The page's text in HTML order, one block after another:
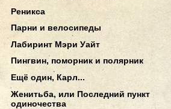
Реникса
Парни и велосипеды
Лабиринт Мэри Уайт
Пингвин, поморник и полярник
Ещё один, Карл...
Женитьба, или Последний пункт
одиночества